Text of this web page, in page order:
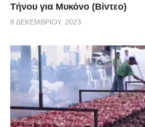
Τήνου για Μυκόνο (Βίντεο)
8 ΔΕΚΕΜΒΡΊΟΥ, 2023